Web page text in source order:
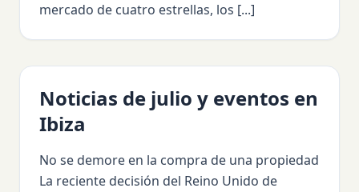
mercado de cuatro estrellas, los [...]
Noticias de julio y eventos en
Ibiza
No se demore en la compra de una propiedad
La reciente decisión del Reino Unido de